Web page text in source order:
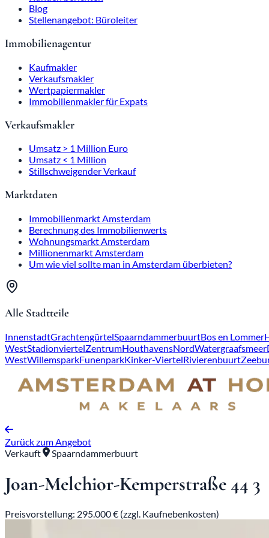
Blog
Stellenangebot: Büroleiter
Immobilienagentur
Kaufmakler
Verkaufsmakler
Wertpapiermakler
Immobilienmakler für Expats
Verkaufsmakler
Umsatz > 1 Million Euro
Umsatz < 1 Million
Stillschweigender Verkauf
Marktdaten
Immobilienmarkt Amsterdam
Berechnung des Immobilienwerts
Wohnungsmarkt Amsterdam
Millionenmarkt Amsterdam
Um wie viel sollte man in Amsterdam überbieten?
Alle Stadtteile
InnenstadtGrachtengürtelSpaarndammerbuurtBos en Lommer
WestStadionviertelZentrumHouthavensNordWatergraafsmeer
WestWillemsparkFunenparkKinker-ViertelRivierenbuurt
Zurück zum Angebot
Verkauft
Spaarndammerbuurt
Joan-Melchior-Kemperstraße 44 3
Preisvorstellung: 295.000 € (zzgl. Kaufnebenkosten)